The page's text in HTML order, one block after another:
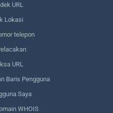
URL
Lokasi
telepon
URL
Baris Pengguna
Saya
WHOIS